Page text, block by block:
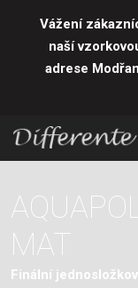
Vážení
naší
adrese
MAT
Finální